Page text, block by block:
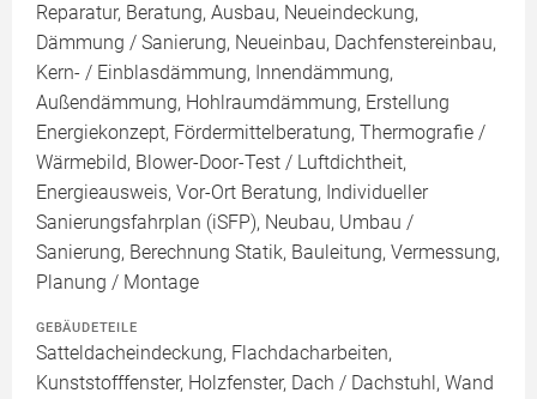
Reparatur, Beratung, Ausbau, Neueindeckung,
Dämmung / Sanierung, Neueinbau, Dachfenstereinbau,
Kern- / Einblasdämmung, Innendämmung,
Außendämmung, Hohlraumdämmung, Erstellung
Energiekonzept, Fördermittelberatung, Thermografie /
Wärmebild, Blower-Door-Test / Luftdichtheit,
Energieausweis, Vor-Ort Beratung, Individueller
Sanierungsfahrplan (iSFP), Neubau, Umbau /
Sanierung, Berechnung Statik, Bauleitung, Vermessung,
Planung / Montage
GEBÄUDETEILE
Satteldacheindeckung, Flachdacharbeiten,
Kunststofffenster, Holzfenster, Dach / Dachstuhl, Wand